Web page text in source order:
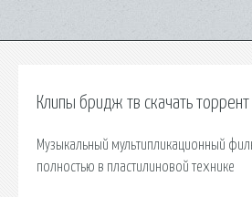
Клипы бридж тв скачать торрент
Музыкальный мультипликационный
полностью в пластилиновой технике